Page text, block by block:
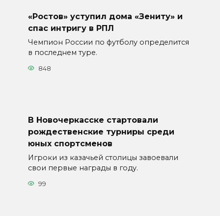
«Ростов» уступил дома «Зениту» и
спас интригу в РПЛ
Чемпион России по футболу определится
в последнем туре.
848
В Новочеркасске стартовали
рождественские турниры среди
юных спортсменов
Игроки из казачьей столицы завоевали
свои первые награды в году.
99